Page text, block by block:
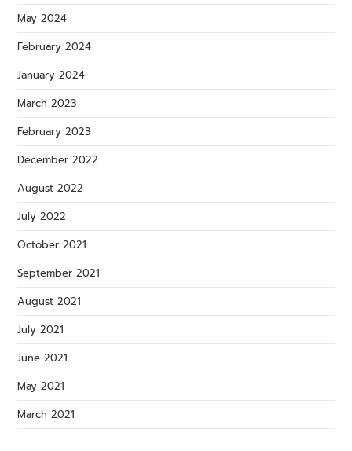
May 2024
February 2024
January 2024
March 2023
February 2023
December 2022
August 2022
July 2022
October 2021
September 2021
August 2021
July 2021
June 2021
May 2021
March 2021